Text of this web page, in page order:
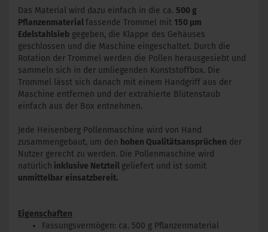
Das Material wird dazu einfach in die ca. 500 g
Pflanzenmaterialfassende Trommel mit 150 µm
Edelstahlsieb gegeben, die Klappe des Gehäuses
geschlossen und die Maschine eingeschaltet. Durch die
Rotation der Trommel werden die Pollen herausgesiebt und
sammeln sich in der umliegenden Kunststoffbox. Die
Trommel lässt sich danach mit einem Handgriff aus der
Maschine entfernen und der extrahierte Blütenstaub
einfach aus der Box entnehmen.
Jede Heisenberg Pollenmaschine wird von Hand
zusammengebaut, um den hohen Qualitätsansprüchen der
Nutzer gerecht zu werden. Die Pollenmaschine wird
natürlich inklusive Netzteil geliefert und ist somit
unmittelbar einsatzbereit.
Eigenschaften
Fassungsvermögen: ca. 500 g Pflanzenmaterial